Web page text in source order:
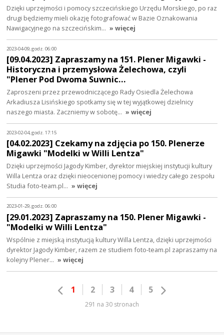
Dzięki uprzejmości i pomocy szczecińskiego Urzędu Morskiego, po raz
drugi będziemy mieli okazję fotografować w Bazie Oznakowania
Nawigacyjnego na szczecińskim… » więcej
2023-04-09, godz. 06:00
[09.04.2023] Zapraszamy na 151. Plener Migawki -
Historyczna i przemysłowa Żelechowa, czyli
"Plener Pod Dwoma Suwnic…
Zaproszeni przez przewodniczącego Rady Osiedla Żelechowa
Arkadiusza Lisińskiego spotkamy się w tej wyjątkowej dzielnicy
naszego miasta. Zaczniemy w sobotę… » więcej
2023-02-04, godz. 17:15
[04.02.2023] Czekamy na zdjęcia po 150. Plenerze
Migawki "Modelki w Willi Lentza"
Dzięki uprzejmości Jagody Kimber, dyrektor miejskiej instytucji kultury
Willa Lentza oraz dzięki nieocenionej pomocy i wiedzy całego zespołu
Studia foto-team.pl… » więcej
2023-01-29, godz. 06:00
[29.01.2023] Zapraszamy na 150. Plener Migawki -
"Modelki w Willi Lentza"
Wspólnie z miejską instytucją kultury Willa Lentza, dzięki uprzejmości
dyrektor Jagody Kimber, razem ze studiem foto-team.pl zapraszamy na
kolejny Plener… » więcej
1 2 3 4 5
291 na 30 stronach